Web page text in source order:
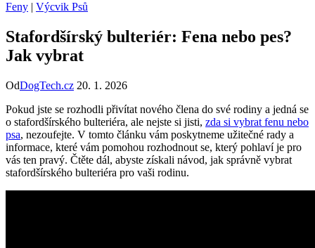
Feny | Výcvik Psů
Stafordšírský bulteriér: Fena nebo pes?
Jak vybrat
OdDogTech.cz 20. 1. 2026
Pokud jste se rozhodli přivítat nového člena do své rodiny a jedná se
o stafordšírského bulteriéra, ale nejste si jisti, zda si vybrat fenu nebo
psa, nezoufejte. V tomto článku vám poskytneme užitečné rady a
informace, které vám pomohou rozhodnout se, který pohlaví je pro
vás ten pravý. Čtěte dál, abyste získali návod, jak správně vybrat
stafordšírského bulteriéra pro vaši rodinu.